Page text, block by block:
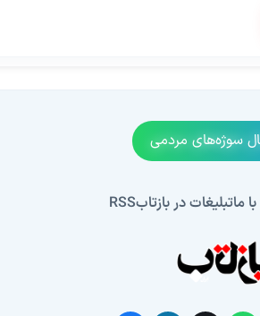
سوژه‌های مردمی
ماتبلیغات در بازتابRSS